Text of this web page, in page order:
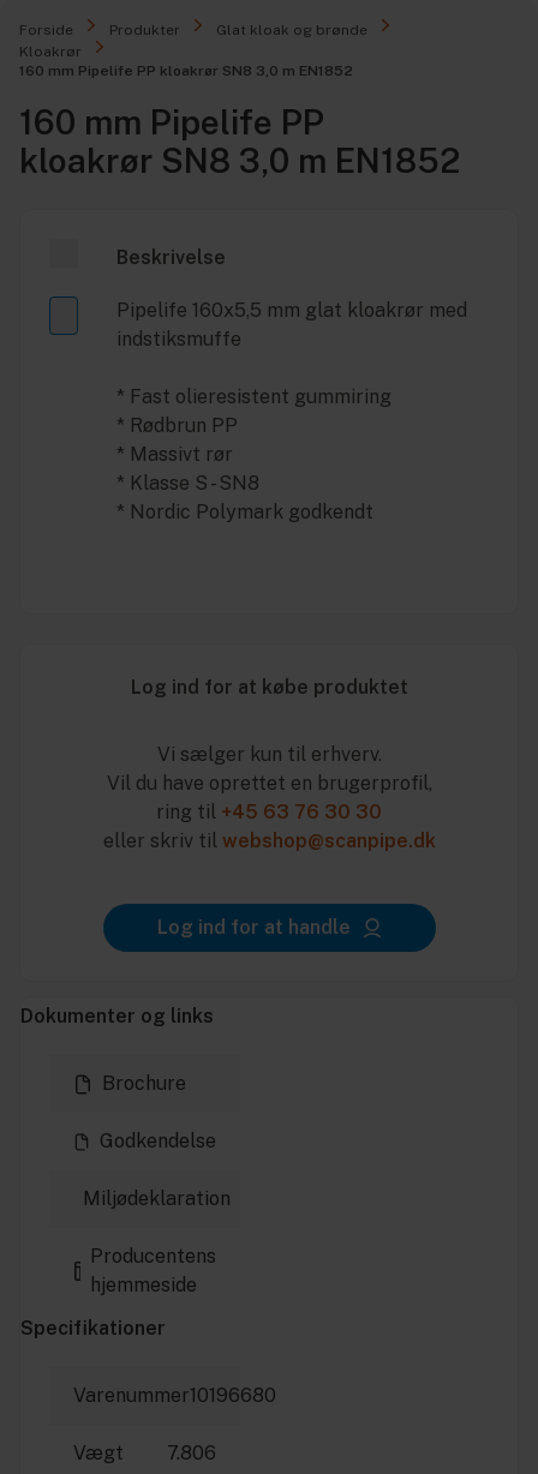
Forside Produkter
Glat kloak og brønde
Kloakrør
160 mm Pipelife PP kloakrør SN8 3,0 m EN1852
160 mm Pipelife PP
kloakrør SN8 3,0 m EN1852
Beskrivelse
Pipelife 160x5,5 mm glat kloakrør med
indstiksmuffe
* Fast olieresistent gummiring
* Rødbrun PP
* Massivt rør
* Klasse S - SN8
* Nordic Polymark godkendt
Log ind for at købe produktet
Vi sælger kun til erhverv.
Vil du have oprettet en brugerprofil,
ring til +45 63 76 30 30
eller skriv til webshop@scanpipe.dk
Log ind for at handle
Dokumenter og links
Brochure
Godkendelse
Miljødeklaration
Producentens
hjemmeside
Specifikationer
Varenummer10196680
Vægt 7.806